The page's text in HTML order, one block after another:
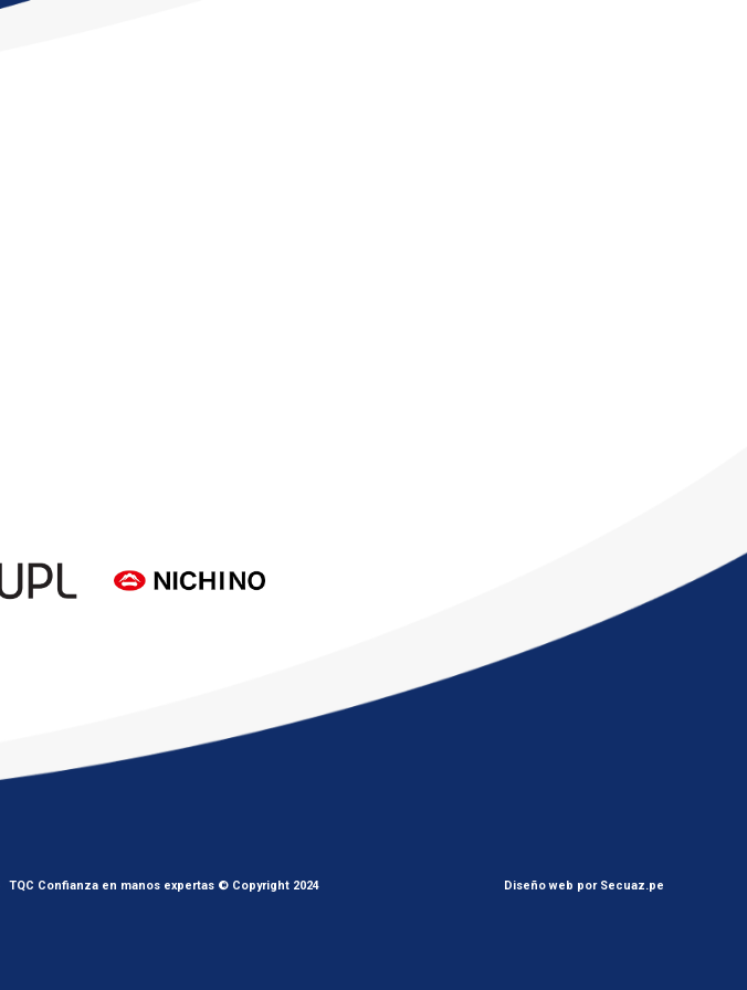
TQC Confianza en manos expertas © Copyright 2024 Diseño web por Secuaz.pe